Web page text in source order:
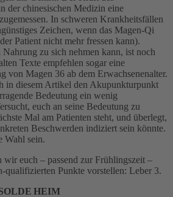
der chinesischen Medizin eine
In schweren Krankheitsfällen
Zeichen, wenn das Magen-Qi
Patient nicht mehr fressen kann).
Nahrung zu sich nehmen kann, ist noch
Texte empfehlen sogar eine
von Magen 36 ab dem Erwachsenenalter.
in diesem Artikel den Akupunkturpunkt
Bedeutung ein wenig
euch an seine Bedeutung zu
Mal am Patienten steht, und überlegt,
Beschwerden indiziert sein könnte.
Wahl sein.
wir euch – passend zur Frühlingszeit –
qualifizierten Punkte vorstellen: Leber 3.
HEIM